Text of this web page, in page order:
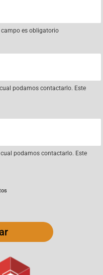
campo es obligatorio
podamos contactarlo. Este
podamos contactarlo. Este